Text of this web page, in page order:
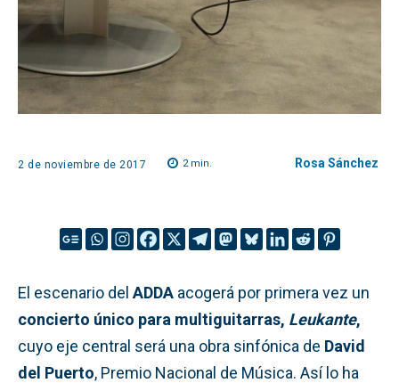
2 de noviembre de 2017 2min. Rosa Sánchez
El escenario del ADDA acogerá por primera vez un
concierto único para multiguitarras, Leukante,
cuyo eje central será una obra sinfónica de David
del Puerto, Premio Nacional de Música. Así lo ha